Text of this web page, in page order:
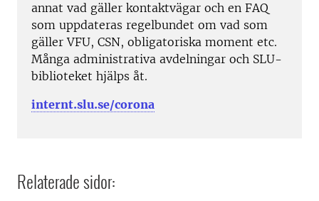
annat vad gäller kontaktvägar och en FAQ
som uppdateras regelbundet om vad som
gäller VFU, CSN, obligatoriska moment etc.
Många administrativa avdelningar och SLU-
biblioteket hjälps åt.
internt.slu.se/corona
Relaterade sidor: